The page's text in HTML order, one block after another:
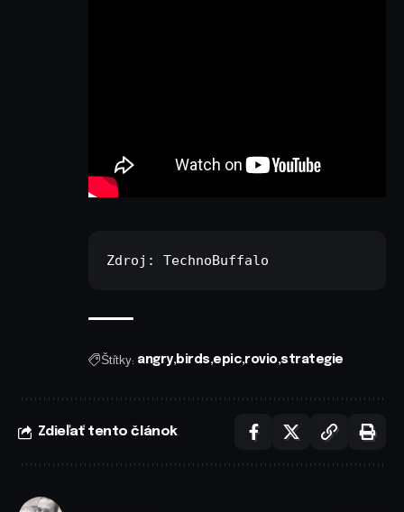
Zdroj: TechnoBuffalo
Štítky: angry birds epic rovio strategie
Zdieľať tento článok